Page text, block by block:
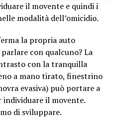
il movente e quindi i
modalità dell’omicidio.
la propria auto
con qualcuno? La
con la tranquilla
a mano tirato, finestrino
evasiva) può portare a
il movente.
di sviluppare.